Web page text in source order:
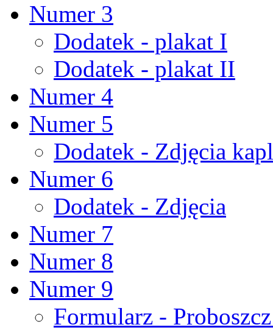
Numer 3
Dodatek - plakat I
Dodatek - plakat II
Numer 4
Numer 5
Dodatek - Zdjęcia
Numer 6
Dodatek - Zdjęcia
Numer 7
Numer 8
Numer 9
Formularz -